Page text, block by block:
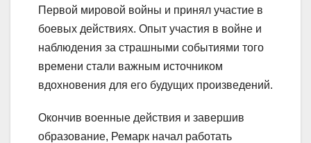
Первой мировой войны и принял участие в
боевых действиях. Опыт участия в войне и
наблюдения за страшными событиями того
времени стали важным источником
вдохновения для его будущих произведений.
Окончив военные действия и завершив
образование, Ремарк начал работать